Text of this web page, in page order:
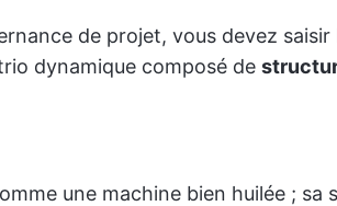
de projet, vous devez
dynamique composé de
une machine bien huilée ; sa